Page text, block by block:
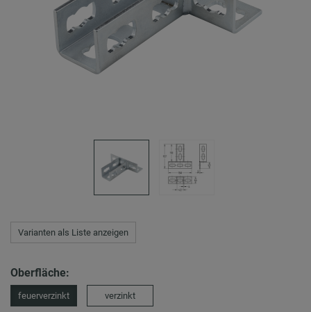
Varianten als Liste anzeigen
Oberfläche:
feuerverzinkt verzinkt